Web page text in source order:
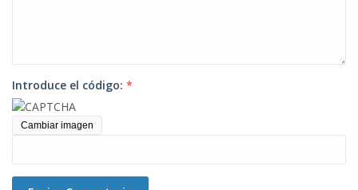
Introduce el código: *
Cambiar imagen